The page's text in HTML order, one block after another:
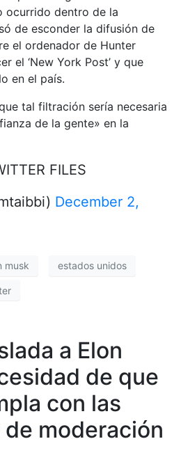
ocurrido dentro de la
de esconder la difusión de
el ordenador de Hunter
el ‘New York Post’ y que
en el país.
tal filtración sería necesaria
de la gente» en la
FILES
December 2,
musk estados unidos
a Elon
de que
con las
moderación